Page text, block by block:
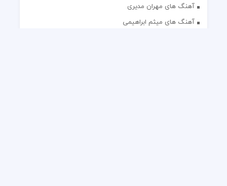
آهنگ های مهران مدیری
آهنگ های میثم ابراهیمی